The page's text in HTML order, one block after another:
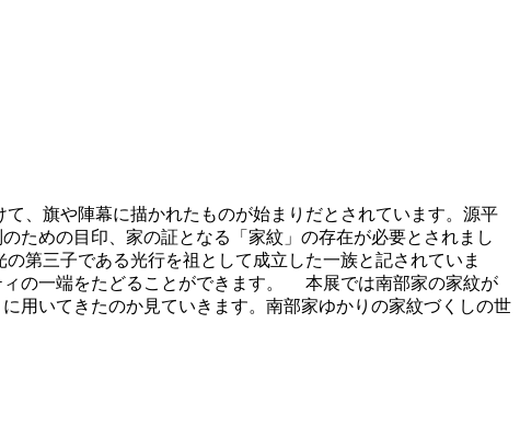
、旗や陣幕に描かれたものが始まりだとされています。源平
ための目印、家の証となる「家紋」の存在が必要とされまし
第三子である光行を祖として成立した一族と記されていま
の一端をたどることができます。 本展では南部家の家紋が
用いてきたのか見ていきます。南部家ゆかりの家紋づくしの世